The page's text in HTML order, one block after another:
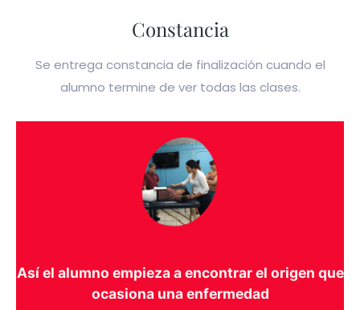
Constancia
Se entrega constancia de finalización cuando el
alumno termine de ver todas las clases.
Así el alumno empieza a encontrar el origen que
ocasiona una enfermedad